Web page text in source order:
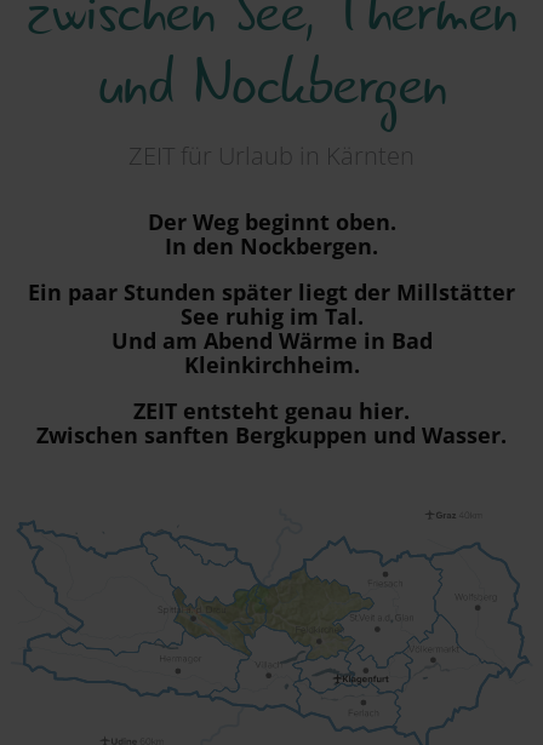
Region
und Nockbergen
ZEIT für Urlaub in Kärnten
Der Weg beginnt oben.
In den Nockbergen.
Ein paar Stunden später liegt der Millstätter
See ruhig im Tal.
Und am Abend Wärme in Bad
Kleinkirchheim.
ZEIT entsteht genau hier.
Zwischen sanften Bergkuppen und Wasser.